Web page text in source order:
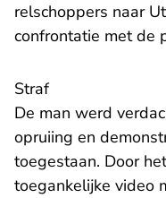
relschoppers naar
confrontatie met de
Straf
De man werd
opruiing en
toegestaan. Door
toegankelijke video